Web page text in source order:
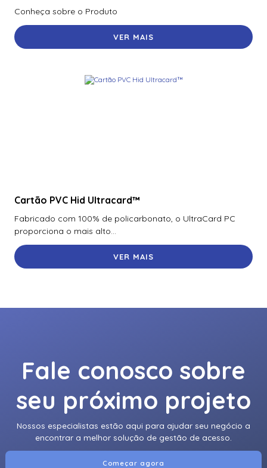
Conheça sobre o Produto
VER MAIS
Cartão PVC Hid Ultracard™
Fabricado com 100% de policarbonato, o UltraCard PC
proporciona o mais alto...
VER MAIS
Fale conosco sobre
seu próximo projeto
Nossos especialistas estão aqui para ajudar seu negócio a
encontrar a melhor solução de gestão de acesso.
Começar agora